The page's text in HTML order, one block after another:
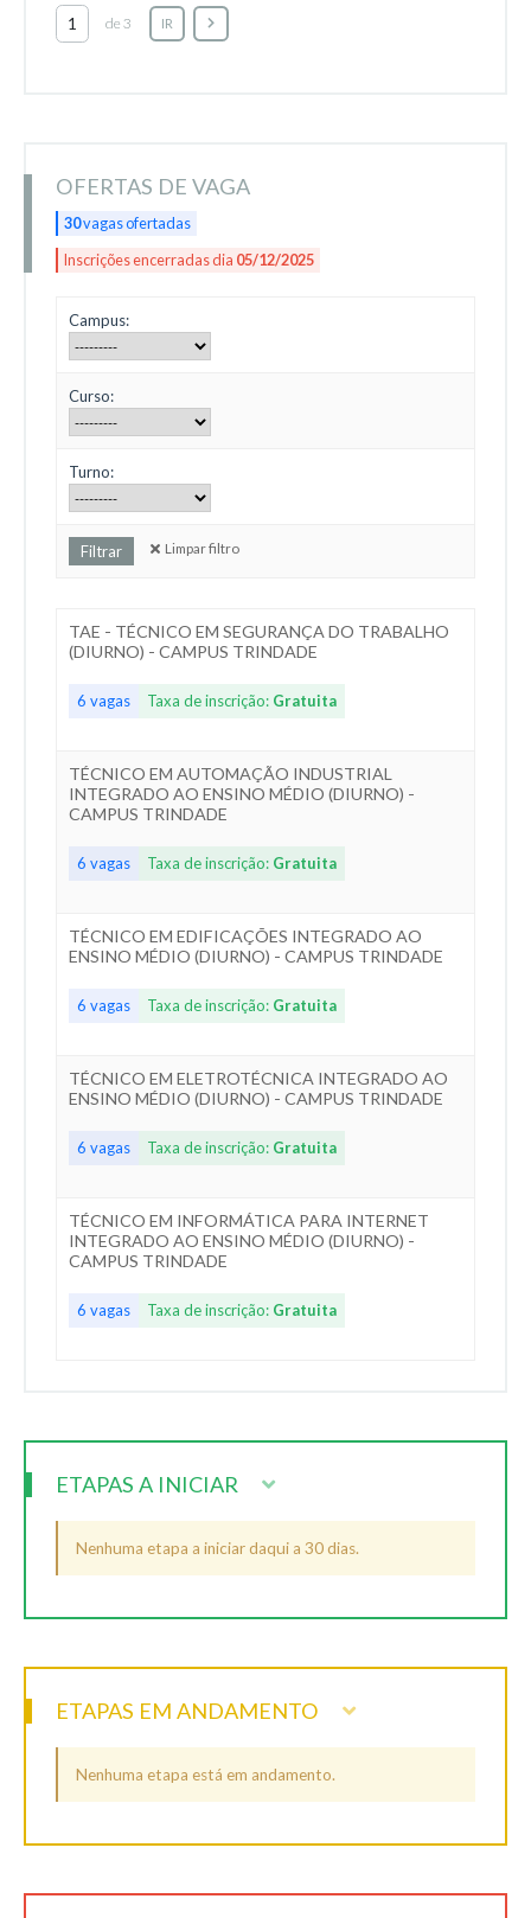
de 3 IR
OFERTAS DE VAGA
30vagas ofertadas
Inscrições encerradas dia 05/12/2025
Campus:
Curso:
Turno:
Limpar filtro
TAE - TÉCNICO EM SEGURANÇA DO TRABALHO
(DIURNO) - CAMPUS TRINDADE
6 vagas Taxa de inscrição: Gratuita
TÉCNICO EM AUTOMAÇÃO INDUSTRIAL
INTEGRADO AO ENSINO MÉDIO (DIURNO) -
CAMPUS TRINDADE
6 vagas Taxa de inscrição: Gratuita
TÉCNICO EM EDIFICAÇÕES INTEGRADO AO
ENSINO MÉDIO (DIURNO) - CAMPUS TRINDADE
6 vagas Taxa de inscrição: Gratuita
TÉCNICO EM ELETROTÉCNICA INTEGRADO AO
ENSINO MÉDIO (DIURNO) - CAMPUS TRINDADE
6 vagas Taxa de inscrição: Gratuita
TÉCNICO EM INFORMÁTICA PARA INTERNET
INTEGRADO AO ENSINO MÉDIO (DIURNO) -
CAMPUS TRINDADE
6 vagas Taxa de inscrição: Gratuita
ETAPAS A INICIAR
Nenhuma etapa a iniciar daqui a 30 dias.
ETAPAS EM ANDAMENTO
Nenhuma etapa está em andamento.